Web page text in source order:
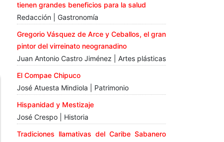
tienen grandes beneficios para la salud
Redacción | Gastronomía
Gregorio Vásquez de Arce y Ceballos, el gran
pintor del virreinato neogranadino
Juan Antonio Castro Jiménez | Artes plásticas
El Compae Chipuco
José Atuesta Mindiola | Patrimonio
Hispanidad y Mestizaje
José Crespo | Historia
Tradiciones llamativas del Caribe Sabanero